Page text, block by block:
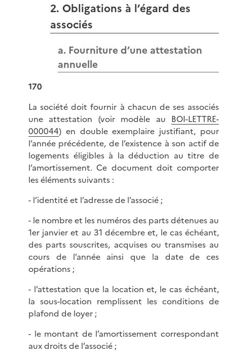
2. Obligations à l’égard des
associés
a. Fourniture d’une attestation
annuelle
170
La société doit fournir à chacun de ses associés
une attestation (voir modèle au BOI-LETTRE-
000044) en double exemplaire justifiant, pour
l’année précédente, de l’existence à son actif de
logements éligibles à la déduction au titre de
l’amortissement. Ce document doit comporter
les éléments suivants :
- l’identité et l’adresse de l’associé ;
- le nombre et les numéros des parts détenues au
1er janvier et au 31 décembre et, le cas échéant,
des parts souscrites, acquises ou transmises au
cours de l’année ainsi que la date de ces
opérations ;
- l’attestation que la location et, le cas échéant,
la sous-location remplissent les conditions de
plafond de loyer ;
- le montant de l’amortissement correspondant
aux droits de l’associé ;